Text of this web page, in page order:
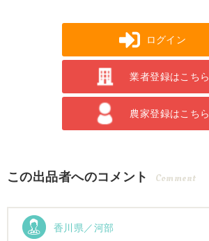
ログイン
業者登録はこちら
農家登録はこちら
この出品者へのコメント Comment
香川県／河部